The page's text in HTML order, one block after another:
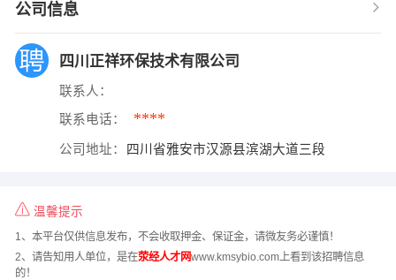
公司信息
四川正祥环保技术有限公司
联系人：
联系电话： ****
公司地址： 四川省雅安市汉源县滨湖大道三段
温馨提示
1、本平台仅供信息发布，不会收取押金、保证金，请微友务必谨慎！
2、请告知用人单位，是在荥经人才网www.kmsybio.com上看到该招聘信息
的！